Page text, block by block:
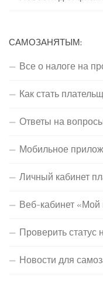
САМОЗАНЯТЫМ:
Все о налоге на
Как стать
Ответы на
Мобильное
Личный кабинет
Веб-кабинет «Мой
Проверить
Новости для